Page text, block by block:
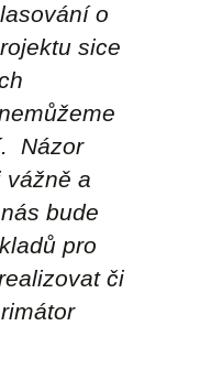
o
sice
Názor
vážně a
bude
pro
či